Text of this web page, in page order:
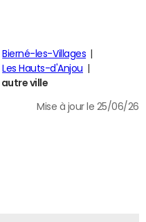
Bierné-les-Villages
Les Hauts-d'Anjou
autre ville
Mise à jour le 25/06/26